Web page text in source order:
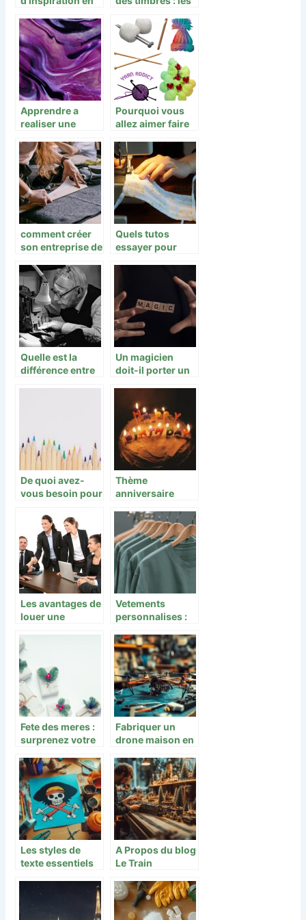
création
Apprendre a
realiser une
pour debutants :
les bases
Pourquoi vous
allez aimer faire
comment créer
son entreprise de
costumes ?
Quels tutos
essayer pour
Quelle est la
différence entre
Un magicien
doit-il porter un
De quoi avez-
vous besoin pour
le coloriage ?
Thème
anniversaire
pour bien choisir
Les avantages de
louer une
physique
Vetements
personnalises :
pour les
entreprises ?
Fete des meres :
surprenez votre
idees de cadeaux
originales
Fabriquer un
drone maison en
: Du circuit
imprimé au
décollage
Les styles de
texte essentiels
affiche Wanted
personnalisée
A Propos du blog
Le Train
Découvrez notre
univers dédié
aux personnages